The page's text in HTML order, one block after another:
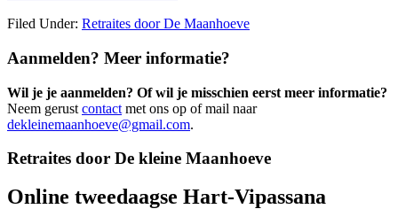
Filed Under: Retraites door De Maanhoeve
Aanmelden? Meer informatie?
Wil je je aanmelden? Of wil je misschien eerst meer informatie?
Neem gerust contact met ons op of mail naar
dekleinemaanhoeve@gmail.com.
Primary
Sidebar
Retraites door De kleine Maanhoeve
Online tweedaagse Hart-Vipassana